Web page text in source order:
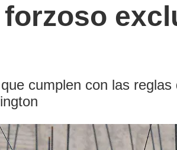
cumplen con las